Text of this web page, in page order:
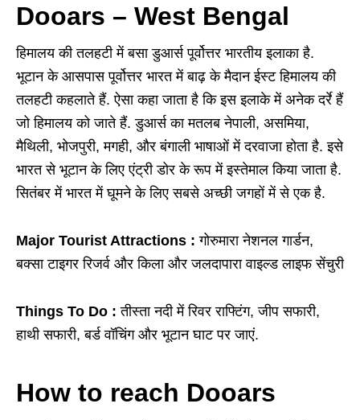
Dooars – West Bengal
हिमालय की तलहटी में बसा डुआर्स पूर्वोत्तर भारतीय इलाका है.
भूटान के आसपास पूर्वोत्तर भारत में बाढ़ के मैदान ईस्ट हिमालय की
तलहटी कहलाते हैं. ऐसा कहा जाता है कि इस इलाके में अनेक दर्रे हैं
जो हिमालय को जाते हैं. डुआर्स का मतलब नेपाली, असमिया,
मैथिली, भोजपुरी, मगही, और बंगाली भाषाओं में दरवाजा होता है. इसे
भारत से भूटान के लिए एंट्री डोर के रूप में इस्तेमाल किया जाता है.
सितंबर में भारत में घूमने के लिए सबसे अच्छी जगहों में से एक है.
Major Tourist Attractions : गोरुमारा नेशनल गार्डन,
बक्सा टाइगर रिजर्व और किला और जलदापारा वाइल्ड लाइफ सेंचुरी
Things To Do : तीस्ता नदी में रिवर राफ्टिंग, जीप सफारी,
हाथी सफारी, बर्ड वॉचिंग और भूटान घाट पर जाएं.
How to reach Dooars